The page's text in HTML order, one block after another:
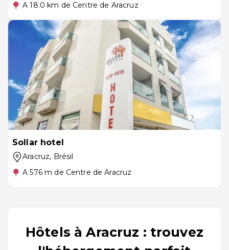
A 18.0 km de Centre de Aracruz
Sollar hotel
Aracruz, Brésil
A 576 m de Centre de Aracruz
Hôtels à Aracruz : trouvez